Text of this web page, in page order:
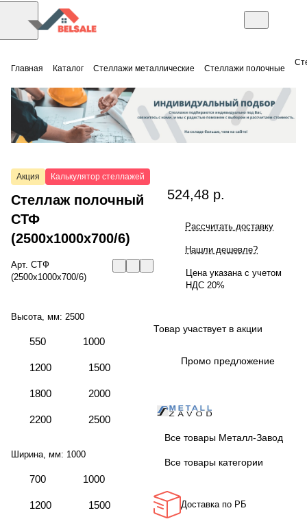
Главная Каталог Стеллажи металлические Стеллажи полочные
Акция Калькулятор стеллажей
Стеллаж полочный
СТФ
(2500x1000x700/6)
Арт. СТФ
(2500x1000x700/6)
Высота, мм: 2500
550 1000
1200 1500
1800 2000
2200 2500
Ширина, мм: 1000
700 1000
1200 1500
524,48 р.
Рассчитать доставку
Нашли дешевле?
Цена указана с учетом
НДС 20%
Товар участвует в акции
Промо предложение
Все товары Металл-Завод
Все товары категории
Доставка по РБ